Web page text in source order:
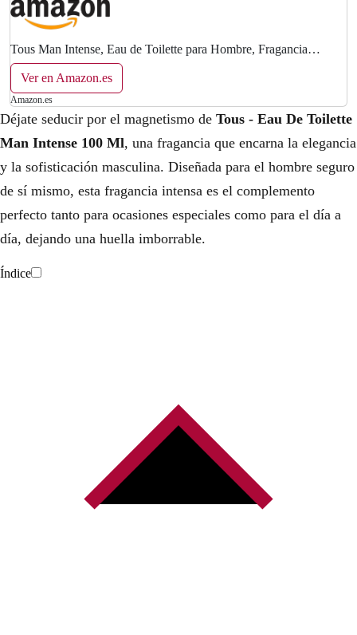
Tous Man Intense, Eau de Toilette para Hombre, Fragancia
Fougère Aromático, 100 ml con Vaporizador
Ver en Amazon.es
Amazon.es
Déjate seducir por el magnetismo de Tous - Eau De Toilette
Man Intense 100 Ml, una fragancia que encarna la elegancia
y la sofisticación masculina. Diseñada para el hombre seguro
de sí mismo, esta fragancia intensa es el complemento
perfecto tanto para ocasiones especiales como para el día a
día, dejando una huella imborrable.
Índice